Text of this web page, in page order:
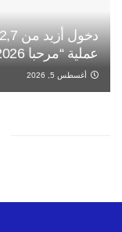
عملية “مرحبا 2026”
أغسطس 5, 2026